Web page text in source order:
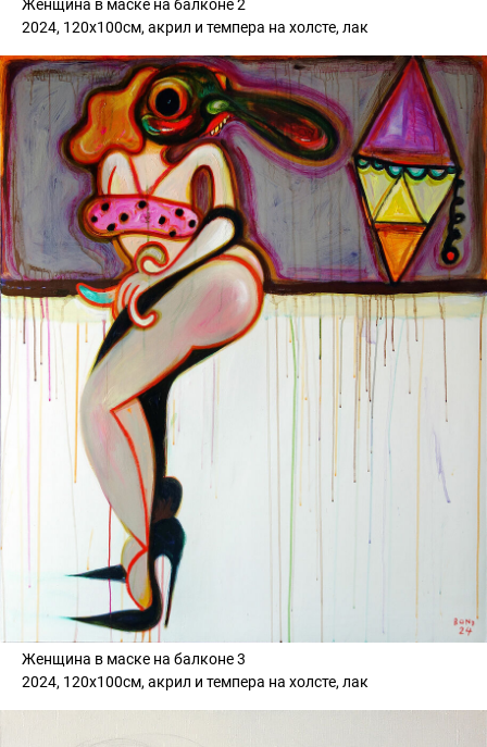
Женщина в маске на балконе 2
2024, 120х100см, акрил и темпера на холсте, лак
Женщина в маске на балконе 3
2024, 120х100см, акрил и темпера на холсте, лак